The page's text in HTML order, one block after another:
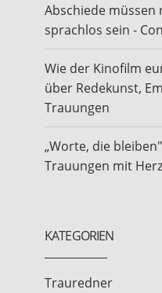
Abschiede müssen
sprachlos sein -
Wie der Kinofilm
über Redekunst,
Trauungen
„Worte, die
Trauungen mit
KATEGORIEN
Trauredner